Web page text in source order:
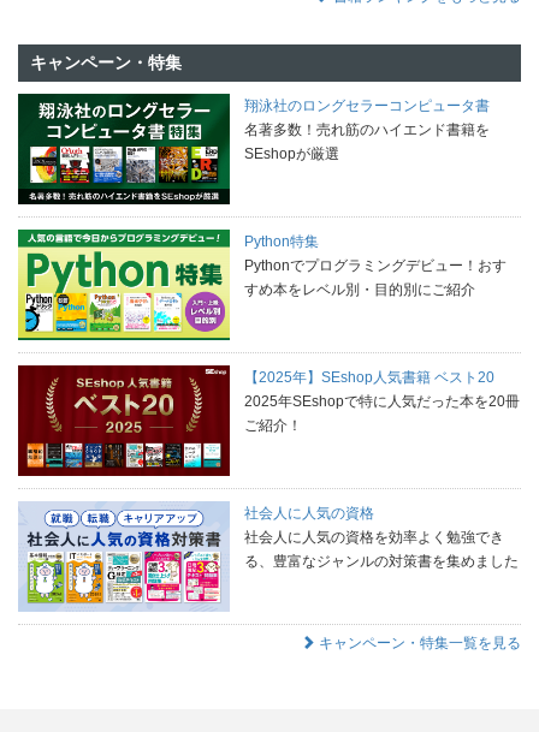
キャンペーン・特集
翔泳社のロングセラーコンピュータ書
名著多数！売れ筋のハイエンド書籍を
SEshopが厳選
Python特集
Pythonでプログラミングデビュー！おす
すめ本をレベル別・目的別にご紹介
【2025年】SEshop人気書籍 ベスト20
2025年SEshopで特に人気だった本を20冊
ご紹介！
社会人に人気の資格
社会人に人気の資格を効率よく勉強でき
る、豊富なジャンルの対策書を集めました
キャンペーン・特集一覧を見る